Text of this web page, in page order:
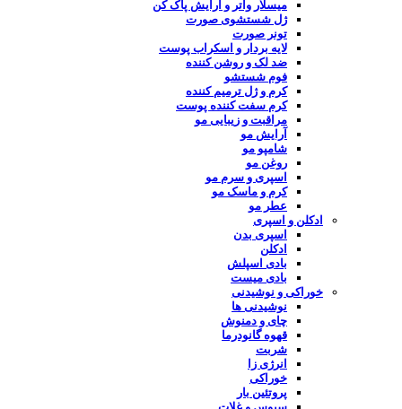
میسلار واتر و آرایش پاک کن
ژل شستشوی صورت
تونر صورت
لایه بردار و اسکراب پوست
ضد لک و روشن کننده
فوم شستشو
کرم و ژل ترمیم کننده
کرم سفت کننده پوست
مراقبت و زیبایی مو
آرایش مو
شامپو مو
روغن مو
اسپری و سرم مو
کرم و ماسک مو
عطر مو
ادکلن و اسپری
اسپری بدن
ادکلن
بادی اسپلش
بادی میست
خوراکی و نوشیدنی
نوشیدنی ها
چای و دمنوش
قهوه گانودرما
شربت
انرژی زا
خوراکی
پروتئین بار